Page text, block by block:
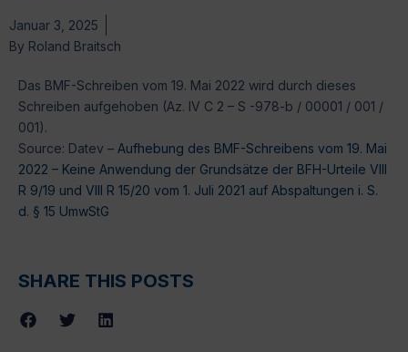
Januar 3, 2025
By Roland Braitsch
Das BMF-Schreiben vom 19. Mai 2022 wird durch dieses
Schreiben aufgehoben (Az. IV C 2 – S -978-b / 00001 / 001 /
001).
Source: Datev – Aufhebung des BMF-Schreibens vom 19. Mai
2022 – Keine Anwendung der Grundsätze der BFH-Urteile VIII
R 9/19 und VIII R 15/20 vom 1. Juli 2021 auf Abspaltungen i. S.
d. § 15 UmwStG
SHARE THIS POSTS